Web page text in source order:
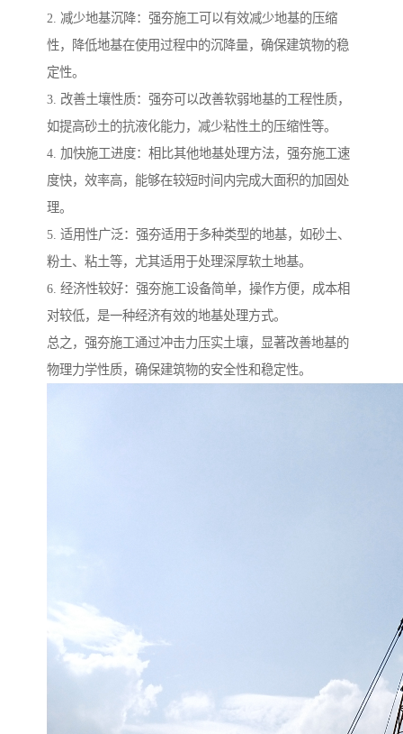
2. 减少地基沉降：强夯施工可以有效减少地基的压缩
性，降低地基在使用过程中的沉降量，确保建筑物的稳
定性。
3. 改善土壤性质：强夯可以改善软弱地基的工程性质，
如提高砂土的抗液化能力，减少粘性土的压缩性等。
4. 加快施工进度：相比其他地基处理方法，强夯施工速
度快，效率高，能够在较短时间内完成大面积的加固处
理。
5. 适用性广泛：强夯适用于多种类型的地基，如砂土、
粉土、粘土等，尤其适用于处理深厚软土地基。
6. 经济性较好：强夯施工设备简单，操作方便，成本相
对较低，是一种经济有效的地基处理方式。
总之，强夯施工通过冲击力压实土壤，显著改善地基的
物理力学性质，确保建筑物的安全性和稳定性。